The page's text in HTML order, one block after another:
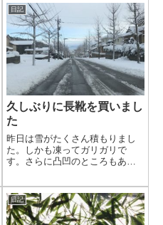
日記
久しぶりに長靴を買いまし
た
昨日は雪がたくさん積もりまし
た。しかも凍ってガリガリで
す。さらに凸凹のところもあり
す。
日記